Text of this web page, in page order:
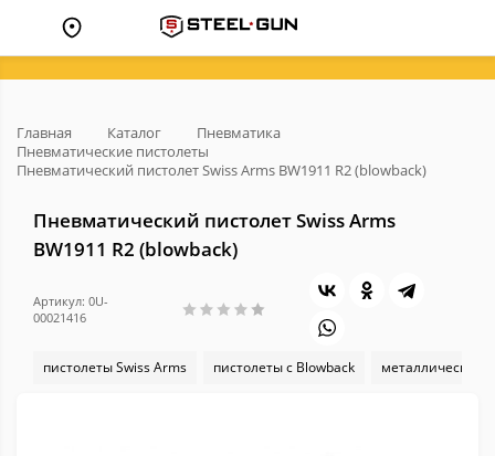
Главная Каталог
Пневматика
Пневматические пистолеты
Пневматический пистолет Swiss Arms BW1911 R2 (blowback)
Пневматический пистолет Swiss Arms
BW1911 R2 (blowback)
Артикул: 0U-
00021416
пистолеты Swiss Arms пистолеты с Blowback металлический